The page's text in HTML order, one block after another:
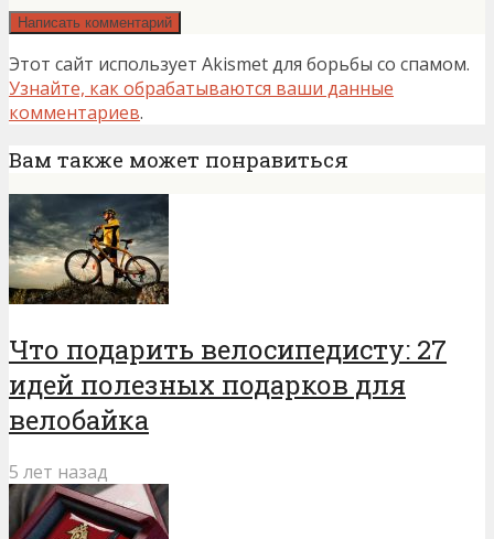
Этот сайт использует Akismet для борьбы со спамом.
Узнайте, как обрабатываются ваши данные
комментариев.
Вам также может понравиться
Что подарить велосипедисту: 27
идей полезных подарков для
велобайка
5 лет назад